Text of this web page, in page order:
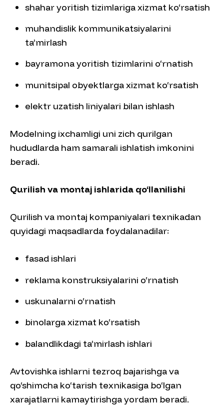
shahar yoritish tizimlariga xizmat ko‘rsatish
muhandislik kommunikatsiyalarini
ta’mirlash
bayramona yoritish tizimlarini o‘rnatish
munitsipal obyektlarga xizmat ko‘rsatish
elektr uzatish liniyalari bilan ishlash
Modelning ixchamligi uni zich qurilgan
hududlarda ham samarali ishlatish imkonini
beradi.
Qurilish va montaj ishlarida qo‘llanilishi
Qurilish va montaj kompaniyalari texnikadan
quyidagi maqsadlarda foydalanadilar:
fasad ishlari
reklama konstruksiyalarini o‘rnatish
uskunalarni o‘rnatish
binolarga xizmat ko‘rsatish
balandlikdagi ta’mirlash ishlari
Avtovishka ishlarni tezroq bajarishga va
qo‘shimcha ko‘tarish texnikasiga bo‘lgan
xarajatlarni kamaytirishga yordam beradi.